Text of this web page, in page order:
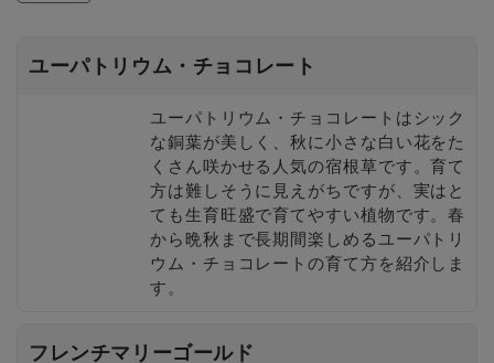
ユーパトリウム・チョコレート
ユーパトリウム・チョコレートはシック
な銅葉が美しく、秋に小さな白い花をた
くさん咲かせる人気の宿根草です。育て
方は難しそうに見えがちですが、実はと
ても生育旺盛で育てやすい植物です。春
から晩秋まで長期間楽しめるユーパトリ
ウム・チョコレートの育て方を紹介しま
す。
フレンチマリーゴールド